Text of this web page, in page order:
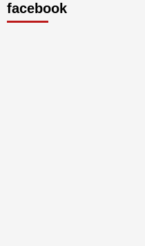
facebook